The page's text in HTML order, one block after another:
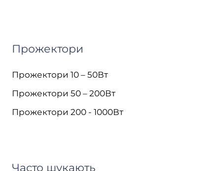
Прожектори
Прожектори 10 – 50Вт
Прожектори 50 – 200Вт
Прожектори 200 - 1000Вт
Часто шукають